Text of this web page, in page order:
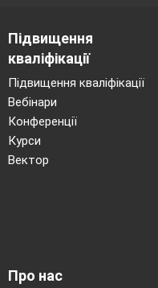
Підвищення
кваліфікації
Підвищення кваліфікації
Вебінари
Конференції
Курси
Вектор
Про нас